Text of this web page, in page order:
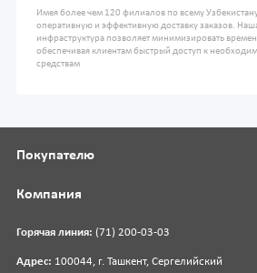
Имея более чем 120 филиалов по всему
оперативную и эффективную доставку заказов.
инфраструктура позволяет минимизировать
обеспечивая клиентам быстрый доступ к
средствам
Горячая линия: (71) 200-03-03
Адрес: 100044, г. Ташкент, Сергелийский
Покупателю
Компания